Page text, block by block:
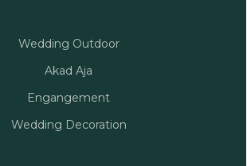
Wedding Outdoor
Akad Aja
Engangement
Wedding Decoration